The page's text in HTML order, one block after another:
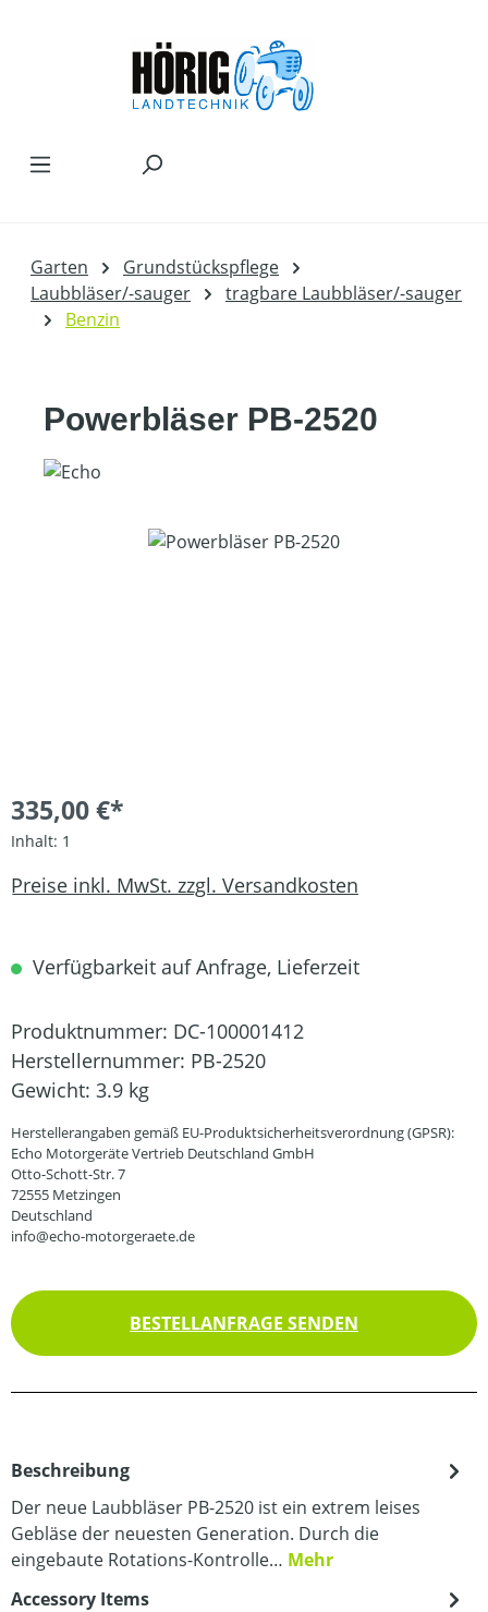
Garten
Grundstückspflege
Laubbläser/-sauger
tragbare Laubbläser/-sauger
Benzin
Powerbläser PB-2520
Bildergalerie überspringen
335,00 €*
Inhalt: 1
Preise inkl. MwSt. zzgl. Versandkosten
Verfügbarkeit auf Anfrage, Lieferzeit
Produktnummer: DC-100001412
Herstellernummer: PB-2520
Gewicht: 3.9 kg
Herstellerangaben gemäß EU-Produktsicherheitsverordnung (GPSR):
Echo Motorgeräte Vertrieb Deutschland GmbH
Otto-Schott-Str. 7
72555 Metzingen
Deutschland
info@echo-motorgeraete.de
BESTELLANFRAGE SENDEN
Beschreibung
Der neue Laubbläser PB-2520 ist ein extrem leises
Gebläse der neuesten Generation. Durch die
eingebaute Rotations-Kontrolle… Mehr
Accessory Items